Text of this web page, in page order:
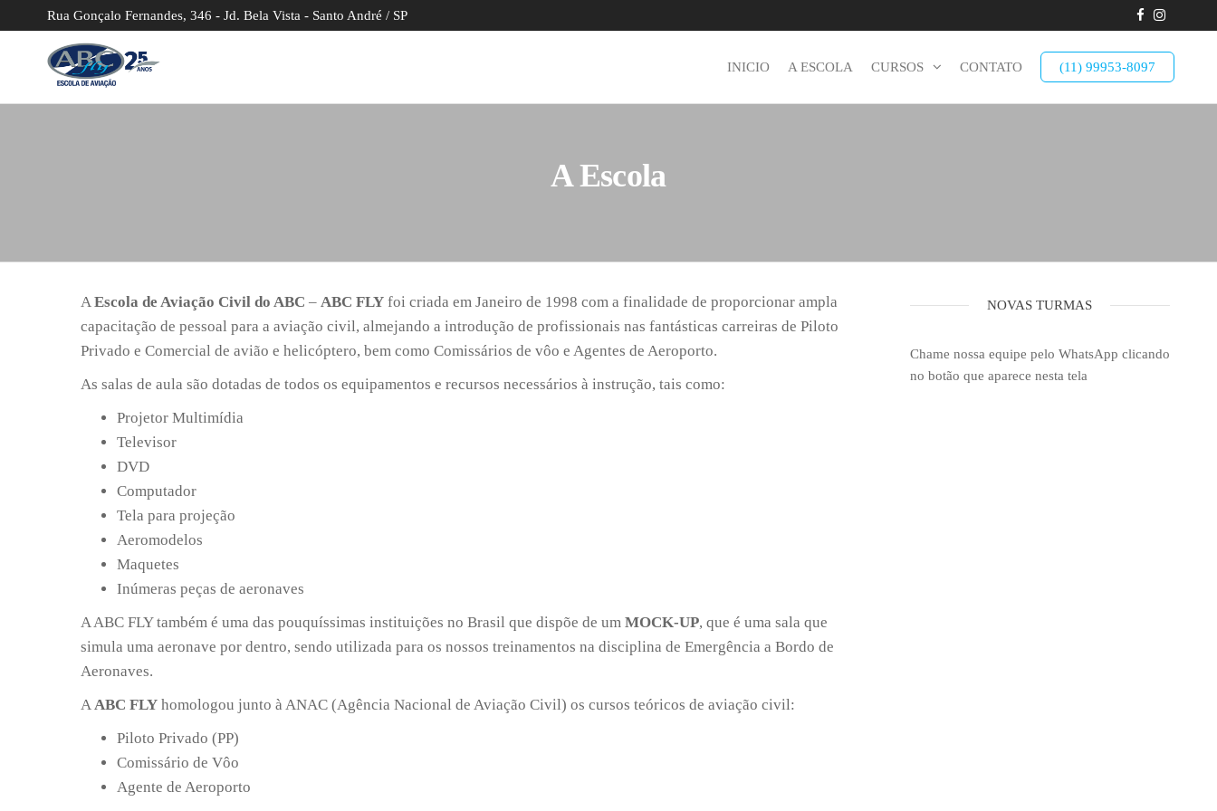
to
Rua Gonçalo Fernandes, 346 - Jd. Bela Vista - Santo André / SP
Fly
aviação
de Bordo e
Agentes de
Aeroporto.
(11) 99953-8097
INICIO A ESCOLA CURSOS CONTATO
A Escola
AEscola de Aviação Civil do ABC – ABC FLYfoi criada em Janeiro de 1998 com a finalidade de proporcionar ampla
capacitação de pessoal para a aviação civil, almejando a introdução de profissionais nas fantásticas carreiras de Piloto
Privado e Comercial de avião e helicóptero, bem como Comissários de vôo e Agentes de Aeroporto.
As salas de aula são dotadas de todos os equipamentos e recursos necessários à instrução, tais como:
Projetor Multimídia
Televisor
DVD
Computador
Tela para projeção
Aeromodelos
Maquetes
Inúmeras peças de aeronaves
A ABC FLY também é uma das pouquíssimas instituições no Brasil que dispõe de um MOCK-UP, que é uma sala que
simula uma aeronave por dentro, sendo utilizada para os nossos treinamentos na disciplina de Emergência a Bordo de
Aeronaves.
AABC FLYhomologou junto à ANAC (Agência Nacional de Aviação Civil) os cursos teóricos de aviação civil:
Piloto Privado (PP)
Comissário de Vôo
Agente de Aeroporto
NOVAS TURMAS
Chame nossa equipe pelo WhatsApp clicando
no botão que aparece nesta tela